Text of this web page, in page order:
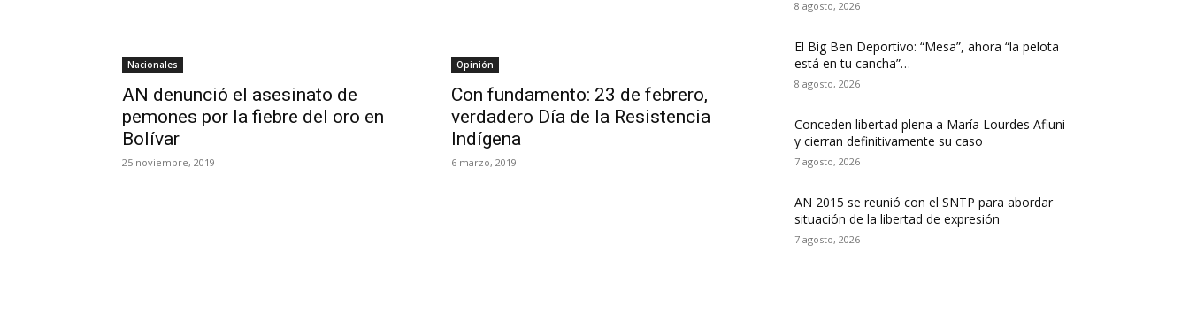
Nacionales
AN denunció el asesinato de
pemones por la fiebre del oro en
Bolívar
25 noviembre, 2019
Opinión
Con fundamento: 23 de febrero,
verdadero Día de la Resistencia
Indígena
6 marzo, 2019
8 agosto, 2026
El Big Ben Deportivo: “Mesa”, ahora “la pelota
está en tu cancha”…
8 agosto, 2026
Conceden libertad plena a María Lourdes Afiuni
y cierran definitivamente su caso
7 agosto, 2026
AN 2015 se reunió con el SNTP para abordar
situación de la libertad de expresión
7 agosto, 2026